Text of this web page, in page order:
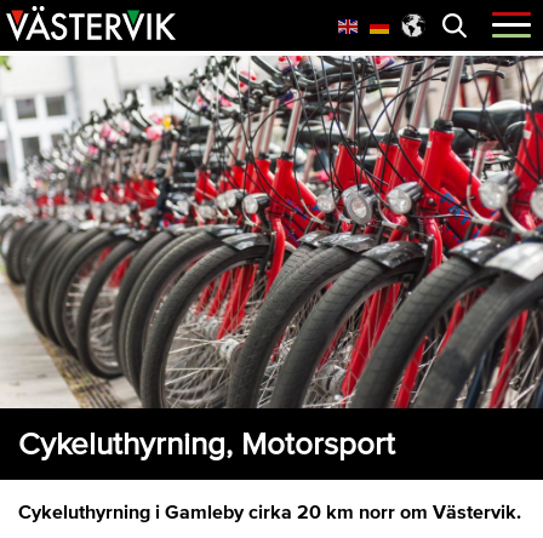
Hoppa
till
huvudnavigering
Skip
to
main
content
Hoppa
till
sidfot
Öppna
menyn
Cykeluthyrning, Motorsport
Cykeluthyrning i Gamleby cirka 20 km norr om Västervik.